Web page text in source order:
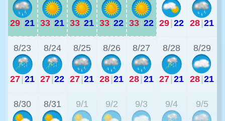
29 21 33 21 33 21 33 22 33 22 29 22 28 21
8/23
27 21
8/24
27 22
8/25
27 21
8/26
28 21
8/27
28 21
8/28
27 21
8/29
28 21
8/30 8/31 9/1 9/2 9/3 9/4 9/5